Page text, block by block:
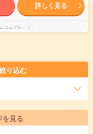
詳しく見る
コムグループ）
り込む
を見る